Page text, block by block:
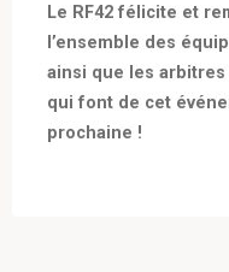
Le RF42 félicite et
l’ensemble des
ainsi que les
qui font de cet
prochaine !